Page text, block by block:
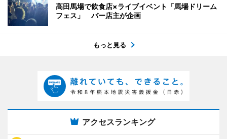
高田馬場で飲食店×ライブイベント「馬場ドリーム
フェス」 バー店主が企画
もっと見る
アクセスランキング